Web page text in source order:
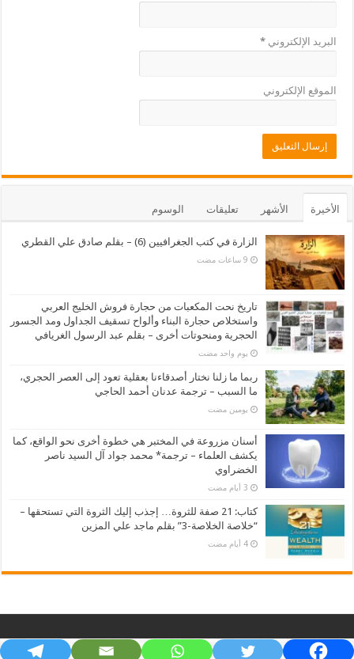
البريد الإلكتروني*
الموقع الإلكتروني
الأخيرة الأشهر تعليقات الوسوم
الزارة في كتب الجغرافيين (6) – بقلم صادق علي القطري
تاريخ نحت المكعبات من حجارة فروش الخليج العربي
واستخلاص حجارة البناء وألواح تسقيف الجداول ومد الجسور
الحجرية ومنحوتات أخرى – بقلم عبد الرسول الغريافي
‏يوم واحد مضت
ربما ما زلنا نختار أصدقاءنا بعقلية تعود إلى العصر الحجري،
ما السبب – ترجمة عدنان أحمد الحاجي
‏يومين مضت
أسنان مزروعة في المختبر هي خطوة أخرى نحو الواقع، كما
يكشف العلماء – ترجمة* محمد جواد آل السيد ناصر
الخضراوي
كتاب: 21 صفة للثروة… إجذب إليك الثروة التي تستحقها –
“خلاصة الخلاصة-3” بقلم ماجد علي المزين
‏4 أيام مضت